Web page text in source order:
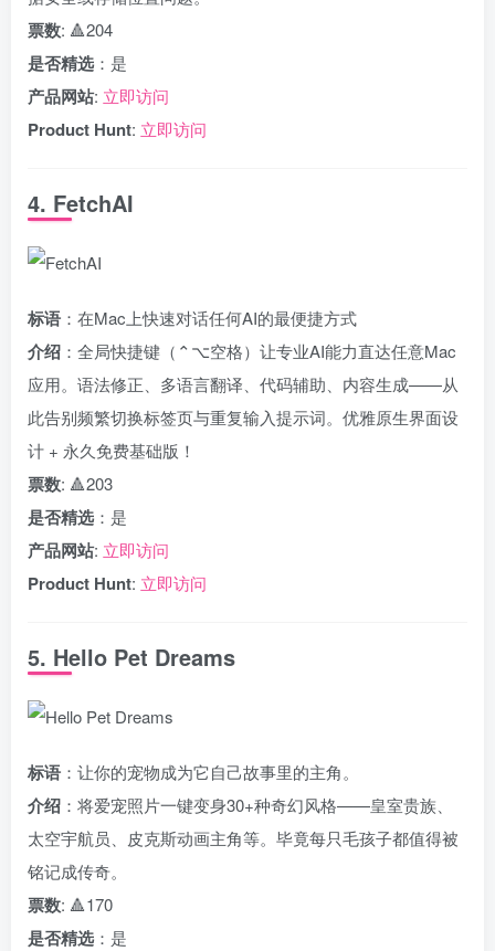
票数: 🔺204
是否精选 ：是
产品网站: 立即访问
Product Hunt: 立即访问
4. FetchAI
标语 ：在Mac上快速对话任何AI的最便捷方式
介绍 ：全局快捷键（⌃⌥空格）让专业AI能力直达任意Mac
应用。语法修正、多语言翻译、代码辅助、内容生成——从
此告别频繁切换标签页与重复输入提示词。优雅原生界面设
计 + 永久免费基础版！
票数: 🔺203
是否精选 ：是
产品网站: 立即访问
Product Hunt: 立即访问
5. Hello Pet Dreams
标语 ：让你的宠物成为它自己故事里的主角。
介绍 ：将爱宠照片一键变身30+种奇幻风格——皇室贵族、
太空宇航员、皮克斯动画主角等。毕竟每只毛孩子都值得被
铭记成传奇。
票数: 🔺170
是否精选 ：是